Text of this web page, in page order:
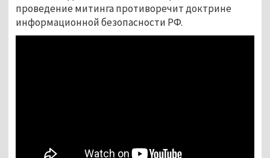
проведение митинга противоречит доктрине
информационной безопасности РФ.